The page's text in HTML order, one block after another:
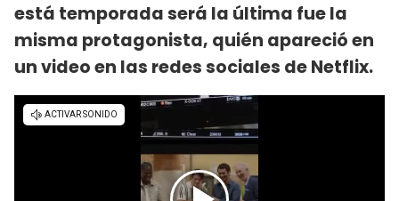
está temporada será la última fue la
misma protagonista, quién apareció en
un video en las redes sociales de Netflix.